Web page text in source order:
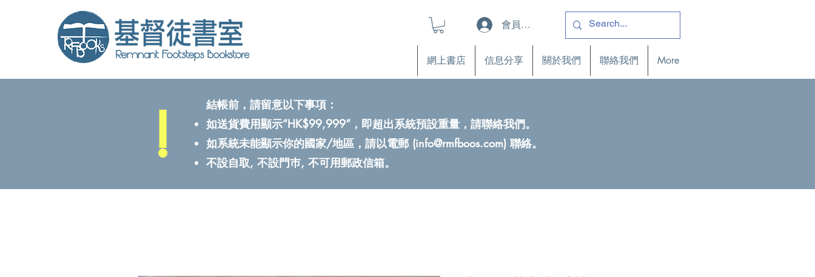
會員登入
網上書店 信息分享 關於我們 聯絡我們 More
!
結帳前，請留意以下事項：
如送貨費用顯示“HK$99,999”，即超出系統預設重量，請聯絡我們。
如系統未能顯示你的國家/地區，請以電郵 (info@rmfboos.com) 聯絡。
不設自取, 不設門巿, 不可用郵政信箱。